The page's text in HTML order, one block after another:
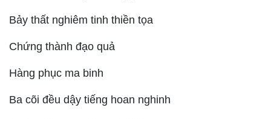
Bảy thất nghiêm tinh thiền tọa
Chứng thành đạo quả
Hàng phục ma binh
Ba cõi đều dậy tiếng hoan nghinh